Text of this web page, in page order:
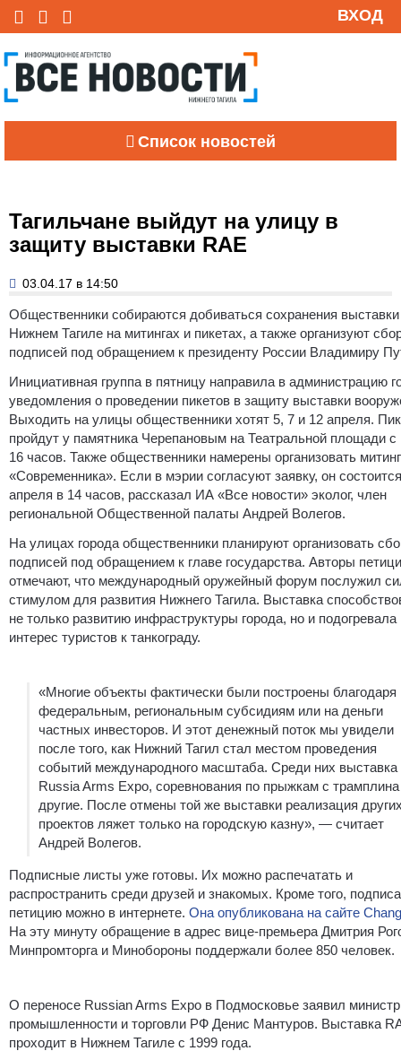
ВХОД
Список новостей
Тагильчане выйдут на улицу в
защиту выставки RAE
03.04.17 в 14:50
Общественники собираются добиваться сохранения
Нижнем Тагиле на митингах и пикетах, а также организуют
подписей под обращением к президенту России Владимиру
Инициативная группа в пятницу направила в администрацию
уведомления о проведении пикетов в защиту выставки
Выходить на улицы общественники хотят 5, 7 и 12 апреля.
пройдут у памятника Черепановым на Театральной площади с
16 часов. Также общественники намерены организовать
«Современника». Если в мэрии согласуют заявку, он
апреля в 14 часов, рассказал ИА «Все новости» эколог, член
региональной Общественной палаты Андрей Волегов.
На улицах города общественники планируют организовать
подписей под обращением к главе государства. Авторы
отмечают, что международный оружейный форум послужил
стимулом для развития Нижнего Тагила. Выставка
не только развитию инфраструктуры города, но и подогревала
интерес туристов к танкограду.
«Многие объекты фактически были построены благодаря
федеральным, региональным субсидиям или на деньги
частных инвесторов. И этот денежный поток мы увидели
после того, как Нижний Тагил стал местом проведения
событий международного масштаба. Среди них выставка
Russia Arms Expo, соревнования по прыжкам с
другие. После отмены той же выставки реализация
проектов ляжет только на городскую казну», — считает
Андрей Волегов.
Подписные листы уже готовы. Их можно распечатать и
распространить среди друзей и знакомых. Кроме того,
петицию можно в интернете. Она опубликована на сайте
На эту минуту обращение в адрес вице-премьера Дмитрия
Минпромторга и Минобороны поддержали более 850 человек.
О переносе Russian Arms Expo в Подмосковье заявил министр
промышленности и торговли РФ Денис Мантуров. Выставка
проходит в Нижнем Тагиле с 1999 года.